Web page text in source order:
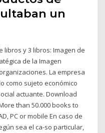
un
libros y 3 libros: Imagen de
de la Imagen
La empresa
como sujeto económico
actuante. Download
than 50.000 books to
PC or mobile En caso de
sea el ca-so particular,